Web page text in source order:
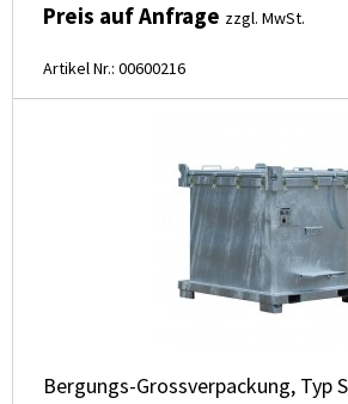
Preis auf Anfrage zzgl. MwSt.
Artikel Nr.: 00600216
Bergungs-Grossverpackung, Typ